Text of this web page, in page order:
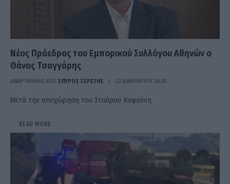
Νέος Πρόεδρος του Εμπορικού Συλλόγου Αθηνών ο
Θάνος Τσαγγάρης
ΑΝΑΡΤΗΘΗΚΕ ΑΠΟ ΣΠΎΡΟΣ ΣΕΡΈΤΗΣ 22 ΙΑΝΟΥΑΡΊΟΥ 2025
Μετά την αποχώρηση του Σταύρου Καφούνη
READ MORE